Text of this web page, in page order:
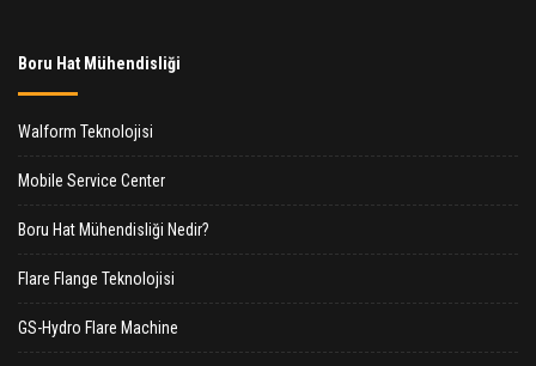
Boru Hat Mühendisliği
Walform Teknolojisi
Mobile Service Center
Boru Hat Mühendisliği Nedir?
Flare Flange Teknolojisi
GS-Hydro Flare Machine